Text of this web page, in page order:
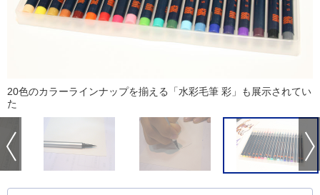
20色のカラーラインナップを揃える「水彩毛筆 彩」も展示されてい
た